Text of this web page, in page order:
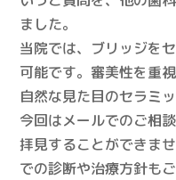
ました。
当院では、ブリッジを
可能です。審美性を重
自然な見た目のセラミ
今回はメールでのご相
拝見することができま
での診断や治療方針も